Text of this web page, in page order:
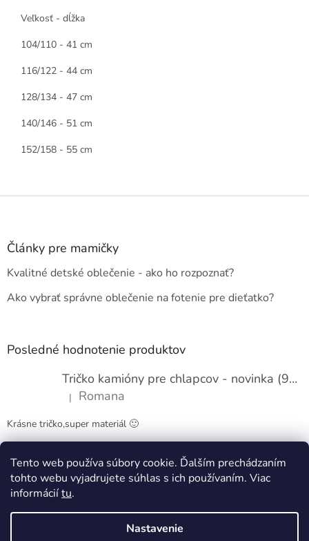
Tento web používa súbory cookie. Ďalším prechádzaním
tohto webu vyjadrujete súhlas s ich používaním. Viac
informáciítu.
Nastavenie
Veľkosť - dĺžka
104/110 - 41 cm
116/122 - 44 cm
128/134 - 47 cm
140/146 - 51 cm
152/158 - 55 cm
Z
Články pre mamičky
Kvalitné detské oblečenie - ako ho rozpoznať?
Ako vybrať správne oblečenie na fotenie pre dieťatko?
Posledné hodnotenie produktov
Tričko kamióny pre chlapcov - novinka (98-134)
Hodnotenie produktu je 5 z 5 hviezdičiek.
| Romana
Krásne tričko,super materiál 🙂
Obchodné podmienky Kontakty
Vytvoril Shoptet